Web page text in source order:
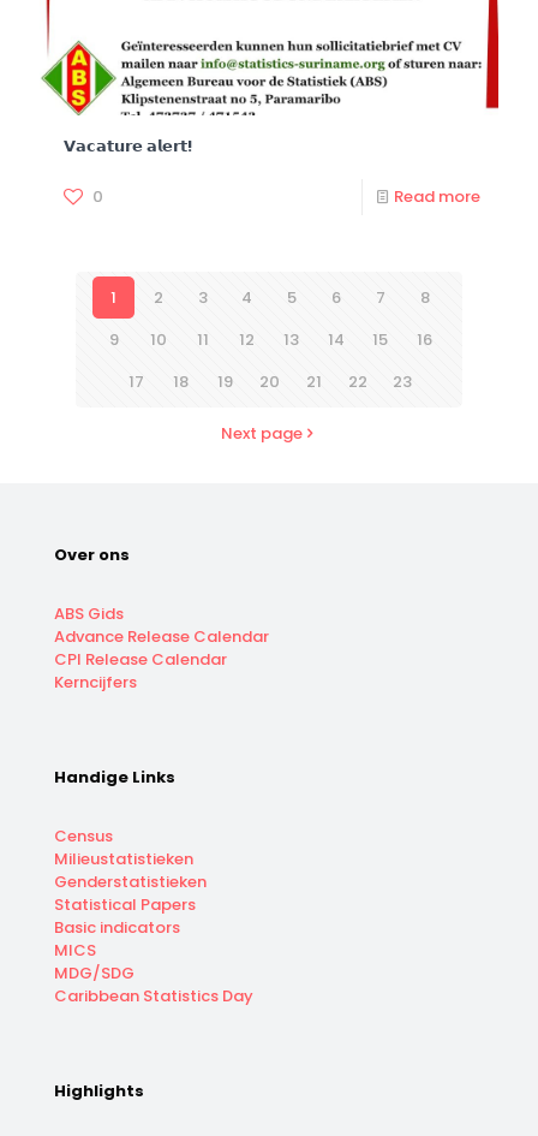
𝗩𝗮𝗰𝗮𝘁𝘂𝗿𝗲 𝗮𝗹𝗲𝗿𝘁!
0 Read more
1 2 3 4 5 6 7
8
9
10 11 12 13 14 15
16
17
18 19 20 21 22 23
Next page
Over ons
ABS Gids
Advance Release Calendar
CPI Release Calendar
Kerncijfers
Handige Links
Census
Milieustatistieken
Genderstatistieken
Statistical Papers
Basic indicators
MICS
MDG/SDG
Caribbean Statistics Day
Highlights